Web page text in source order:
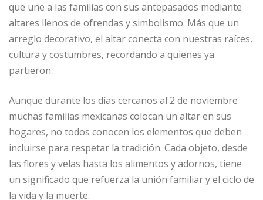
que une a las familias con sus antepasados mediante
altares llenos de ofrendas y simbolismo. Más que un
arreglo decorativo, el altar conecta con nuestras raíces,
cultura y costumbres, recordando a quienes ya
partieron.
Aunque durante los días cercanos al 2 de noviembre
muchas familias mexicanas colocan un altar en sus
hogares, no todos conocen los elementos que deben
incluirse para respetar la tradición. Cada objeto, desde
las flores y velas hasta los alimentos y adornos, tiene
un significado que refuerza la unión familiar y el ciclo de
la vida y la muerte.